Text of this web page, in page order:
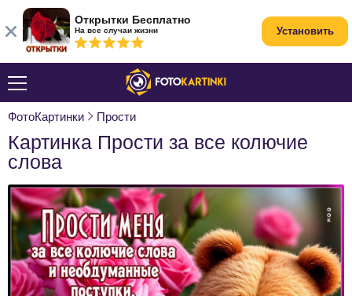
ФотоКартинки Прости
Картинка Прости за все колючие
слова
Открытки Бесплатно
На все случаи жизни Установить